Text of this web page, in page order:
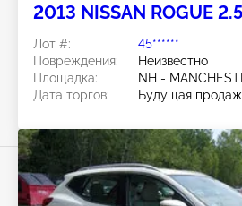
2013 NISSAN ROGUE
Лот #:
45******
Повреждения:
Неизвестно
Площадка:
NH -
Дата торгов:
Будущая